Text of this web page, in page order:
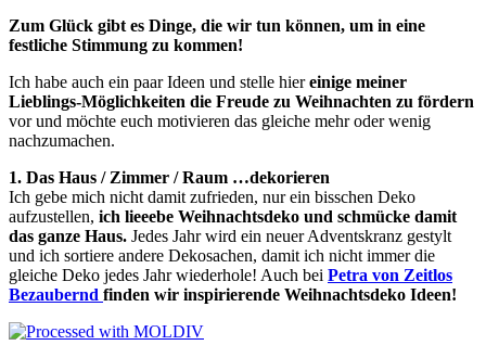
Zum Glück gibt es Dinge, die wir tun können, um in eine
festliche Stimmung zu kommen!
Ich habe auch ein paar Ideen und stelle hiereinige meiner
Lieblings-Möglichkeiten die Freude zu Weihnachten zu fördern
vor und möchte euch motivieren das gleiche mehr oder wenig
nachzumachen.
1. Das Haus / Zimmer / Raum …dekorieren
Ich gebe mich nicht damit zufrieden, nur ein bisschen Deko
aufzustellen, ich lieeebe Weihnachtsdeko und schmücke damit
das ganze Haus. Jedes Jahr wird ein neuer Adventskranz gestylt
und ich sortiere andere Dekosachen, damit ich nicht immer die
gleiche Deko jedes Jahr wiederhole! Auch bei Petra von Zeitlos
Bezaubernd finden wir inspirierende Weihnachtsdeko Ideen!